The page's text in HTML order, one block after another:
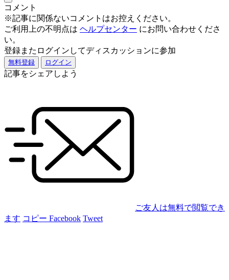
コメント
※記事に関係ないコメントはお控えください。
ご利用上の不明点は ヘルプセンター にお問い合わせくださ
い。
登録またログインしてディスカッションに参加
無料登録 ログイン
記事をシェアしよう
ご友人は無料で閲覧でき
ます コピー Facebook Tweet